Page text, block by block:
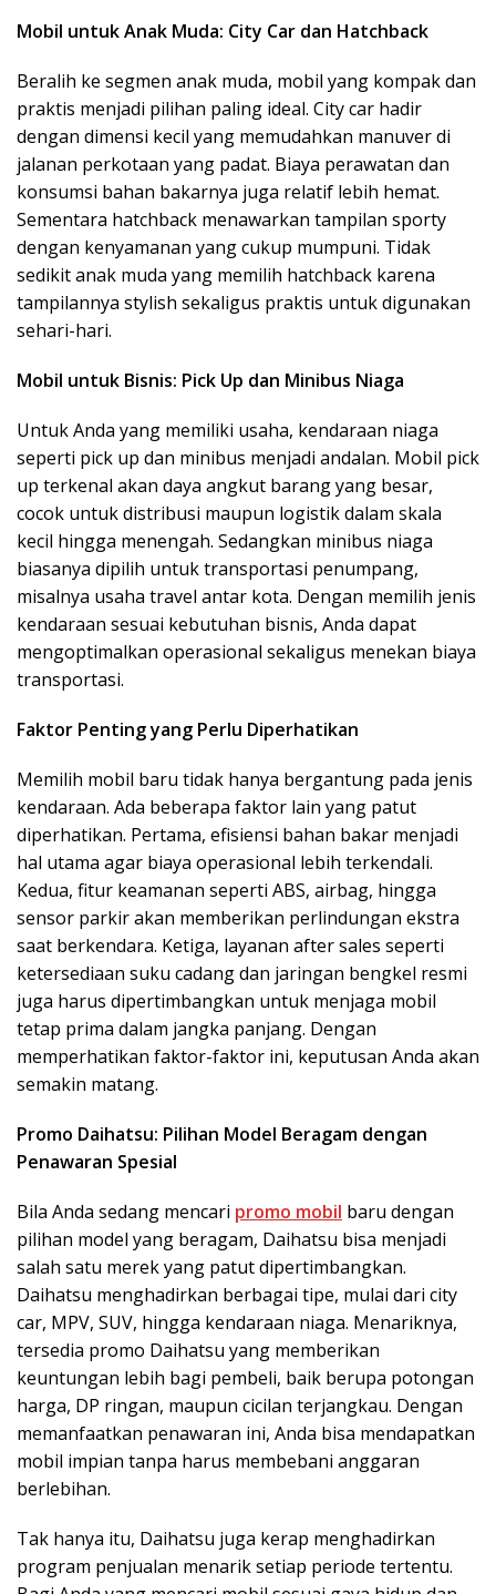
Mobil untuk Anak Muda: City Car dan Hatchback
Beralih ke segmen anak muda, mobil yang kompak dan
praktis menjadi pilihan paling ideal. City car hadir
dengan dimensi kecil yang memudahkan manuver di
jalanan perkotaan yang padat. Biaya perawatan dan
konsumsi bahan bakarnya juga relatif lebih hemat.
Sementara hatchback menawarkan tampilan sporty
dengan kenyamanan yang cukup mumpuni. Tidak
sedikit anak muda yang memilih hatchback karena
tampilannya stylish sekaligus praktis untuk digunakan
sehari-hari.
Mobil untuk Bisnis: Pick Up dan Minibus Niaga
Untuk Anda yang memiliki usaha, kendaraan niaga
seperti pick up dan minibus menjadi andalan. Mobil pick
up terkenal akan daya angkut barang yang besar,
cocok untuk distribusi maupun logistik dalam skala
kecil hingga menengah. Sedangkan minibus niaga
biasanya dipilih untuk transportasi penumpang,
misalnya usaha travel antar kota. Dengan memilih jenis
kendaraan sesuai kebutuhan bisnis, Anda dapat
mengoptimalkan operasional sekaligus menekan biaya
transportasi.
Faktor Penting yang Perlu Diperhatikan
Memilih mobil baru tidak hanya bergantung pada jenis
kendaraan. Ada beberapa faktor lain yang patut
diperhatikan. Pertama, efisiensi bahan bakar menjadi
hal utama agar biaya operasional lebih terkendali.
Kedua, fitur keamanan seperti ABS, airbag, hingga
sensor parkir akan memberikan perlindungan ekstra
saat berkendara. Ketiga, layanan after sales seperti
ketersediaan suku cadang dan jaringan bengkel resmi
juga harus dipertimbangkan untuk menjaga mobil
tetap prima dalam jangka panjang. Dengan
memperhatikan faktor-faktor ini, keputusan Anda akan
semakin matang.
Promo Daihatsu: Pilihan Model Beragam dengan
Penawaran Spesial
Bila Anda sedang mencari promo mobil baru dengan
pilihan model yang beragam, Daihatsu bisa menjadi
salah satu merek yang patut dipertimbangkan.
Daihatsu menghadirkan berbagai tipe, mulai dari city
car, MPV, SUV, hingga kendaraan niaga. Menariknya,
tersedia promo Daihatsu yang memberikan
keuntungan lebih bagi pembeli, baik berupa potongan
harga, DP ringan, maupun cicilan terjangkau. Dengan
memanfaatkan penawaran ini, Anda bisa mendapatkan
mobil impian tanpa harus membebani anggaran
berlebihan.
Tak hanya itu, Daihatsu juga kerap menghadirkan
program penjualan menarik setiap periode tertentu.